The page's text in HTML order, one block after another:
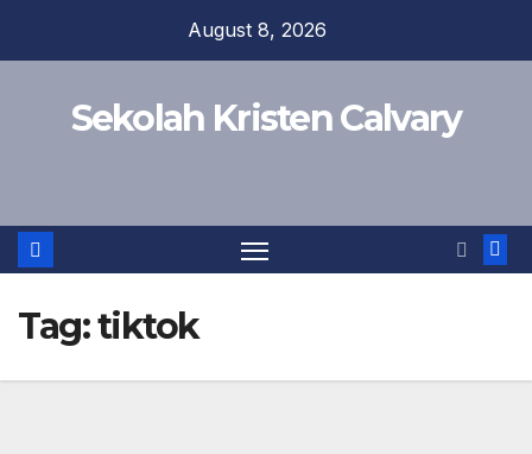
August 8, 2026
Sekolah Kristen Calvary
Tag:tiktok